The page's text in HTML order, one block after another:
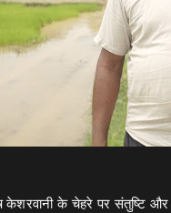
के चेहरे पर संतुष्टि